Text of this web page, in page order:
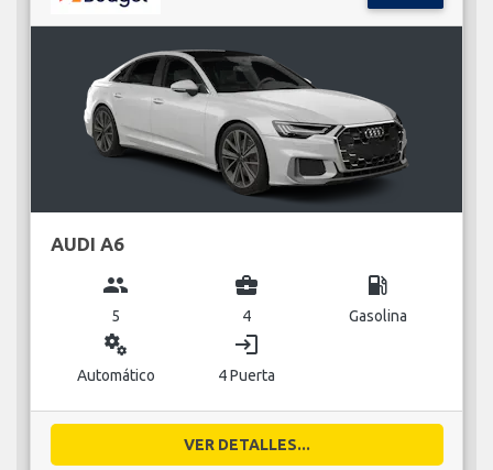
AUDI A6
group
5
business_center
4
local_gas_station
Gasolina
miscellaneous_services
Automático
login
4 Puerta
VER DETALLES...